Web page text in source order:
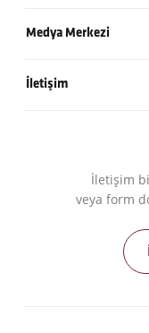
Sanayi
Açık Pozisyonlar
Medya Merkezi
Basın Bültenleri
İletişim
İletişim
veya form